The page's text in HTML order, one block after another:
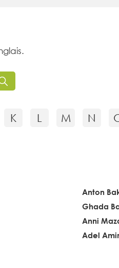
K L M N
Anton
Ghada
Anni
Adel